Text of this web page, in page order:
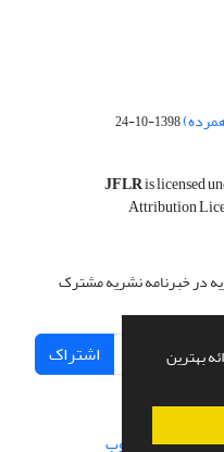
بهترین
1398-10-24
JFLRis licensed
Attribution
در خبرنامه نشریه مشترک
اشتراک
سازی از سیناوب